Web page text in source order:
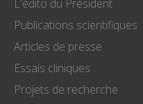
L'édito du Président
Publications scientifiques
Articles de presse
Essais cliniques
Projets de recherche